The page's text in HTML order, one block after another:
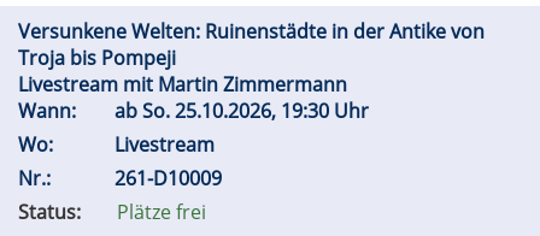
Versunkene Welten: Ruinenstädte in der Antike von
Troja bis Pompeji
Livestream mit Martin Zimmermann
Wann:
abSo.25.10.2026, 19:30 Uhr
Wo:
Livestream
Nr.:
261-D10009
Status:
Plätze frei